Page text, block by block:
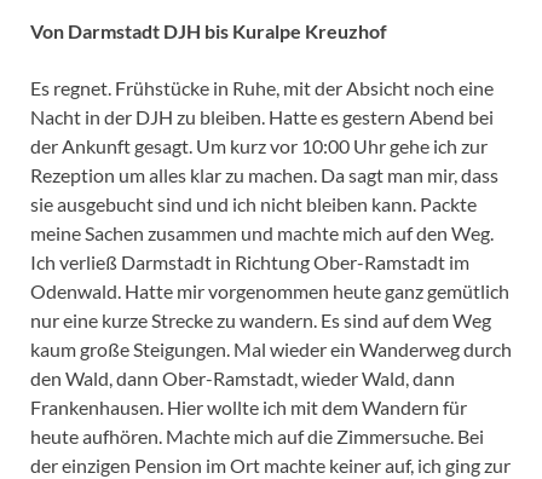
Von Darmstadt DJH bis Kuralpe Kreuzhof
Es regnet. Frühstücke in Ruhe, mit der Absicht noch eine
Nacht in der DJH zu bleiben. Hatte es gestern Abend bei
der Ankunft gesagt. Um kurz vor 10:00 Uhr gehe ich zur
Rezeption um alles klar zu machen. Da sagt man mir, dass
sie ausgebucht sind und ich nicht bleiben kann. Packte
meine Sachen zusammen und machte mich auf den Weg.
Ich verließ Darmstadt in Richtung Ober-Ramstadt im
Odenwald. Hatte mir vorgenommen heute ganz gemütlich
nur eine kurze Strecke zu wandern. Es sind auf dem Weg
kaum große Steigungen. Mal wieder ein Wanderweg durch
den Wald, dann Ober-Ramstadt, wieder Wald, dann
Frankenhausen. Hier wollte ich mit dem Wandern für
heute aufhören. Machte mich auf die Zimmersuche. Bei
der einzigen Pension im Ort machte keiner auf, ich ging zur